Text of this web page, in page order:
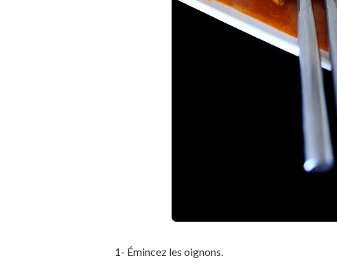
1- Émincez les oignons.